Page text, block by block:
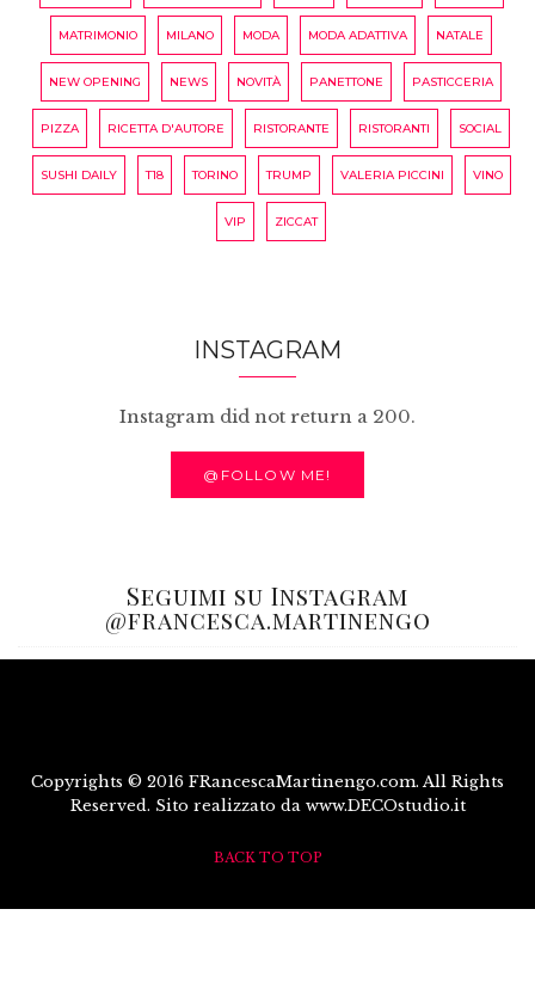
MATRIMONIO MILANO MODA MODA ADATTIVA NATALE
NEW OPENING NEWS NOVITÀ PANETTONE PASTICCERIA
PIZZA RICETTA D'AUTORE RISTORANTE RISTORANTI SOCIAL
SUSHI DAILY T18 TORINO TRUMP VALERIA PICCINI VINO
VIP ZICCAT
INSTAGRAM
Instagram did not return a 200.
@FOLLOW ME!
Seguimi su Instagram
@francesca.martinengo
Copyrights © 2016 FRancescaMartinengo.com. All Rights
Reserved. Sito realizzato da www.DECOstudio.it
BACK TO TOP